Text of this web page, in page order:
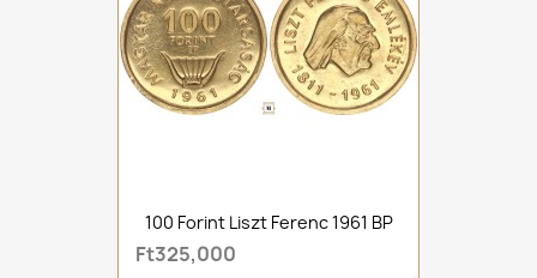
100 Forint Liszt Ferenc 1961 BP
Ft325,000